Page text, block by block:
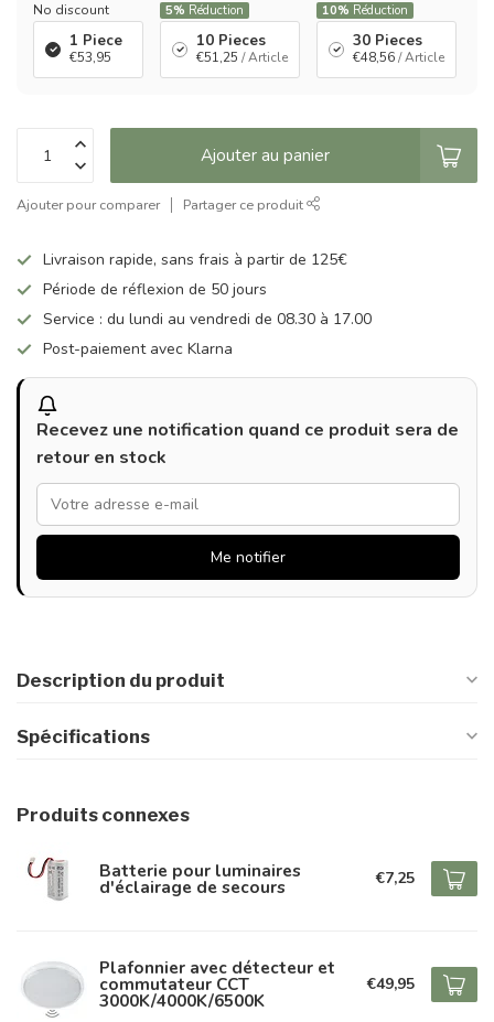
No discount
1 Piece
€53,95
5% Réduction
10 Pieces
€51,25 / Article
10% Réduction
30 Pieces
€48,56/ Article
Ajouter au panier
Ajouter pour comparer Partager ce produit
Livraison rapide, sans frais à partir de 125€
Période de réflexion de 50 jours
Service : du lundi au vendredi de 08.30 à 17.00
Post-paiement avec Klarna
Recevez une notification quand ce produit sera de
retour en stock
Me notifier
Description du produit
Spécifications
Produits connexes
Batterie pour luminaires
d'éclairage de secours €7,25
Plafonnier avec détecteur et
commutateur CCT
3000K/4000K/6500K
€49,95